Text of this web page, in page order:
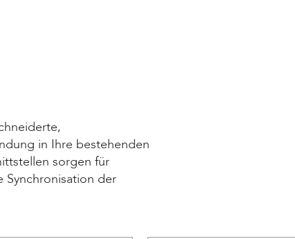
in Ihre bestehenden
sorgen für
Synchronisation der